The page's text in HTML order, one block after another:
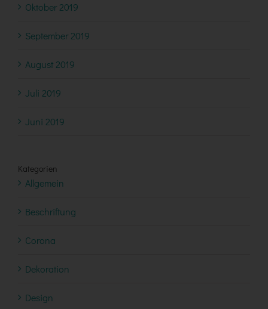
Oktober 2019
September 2019
August 2019
Juli 2019
Juni 2019
Kategorien
Allgemein
Beschriftung
Corona
Dekoration
Design